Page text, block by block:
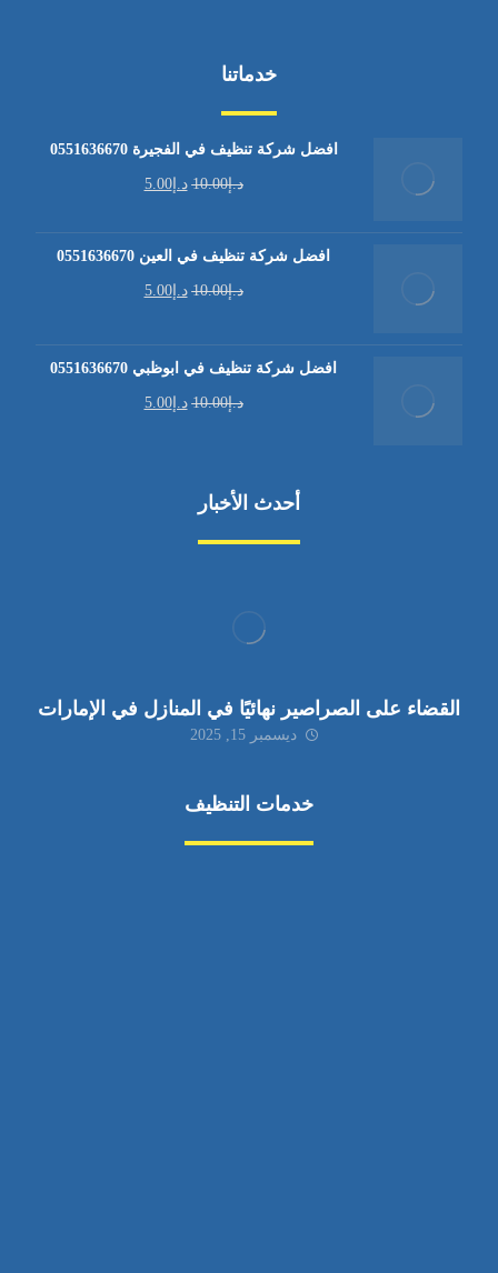
خدماتنا
افضل شركة تنظيف في الفجيرة 0551636670
د.إ10.00 د.إ5.00
افضل شركة تنظيف في العين 0551636670
د.إ10.00 د.إ5.00
افضل شركة تنظيف في ابوظبي 0551636670
د.إ10.00 د.إ5.00
أحدث الأخبار
القضاء على الصراصير نهائيًا في المنازل في الإمارات
ديسمبر 15, 2025
خدمات التنظيف